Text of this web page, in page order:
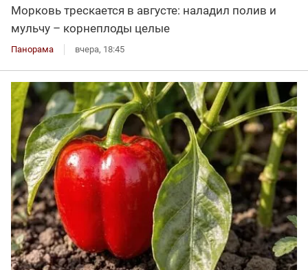
Морковь трескается в августе: наладил полив и
мульчу – корнеплоды целые
Панорама вчера, 18:45